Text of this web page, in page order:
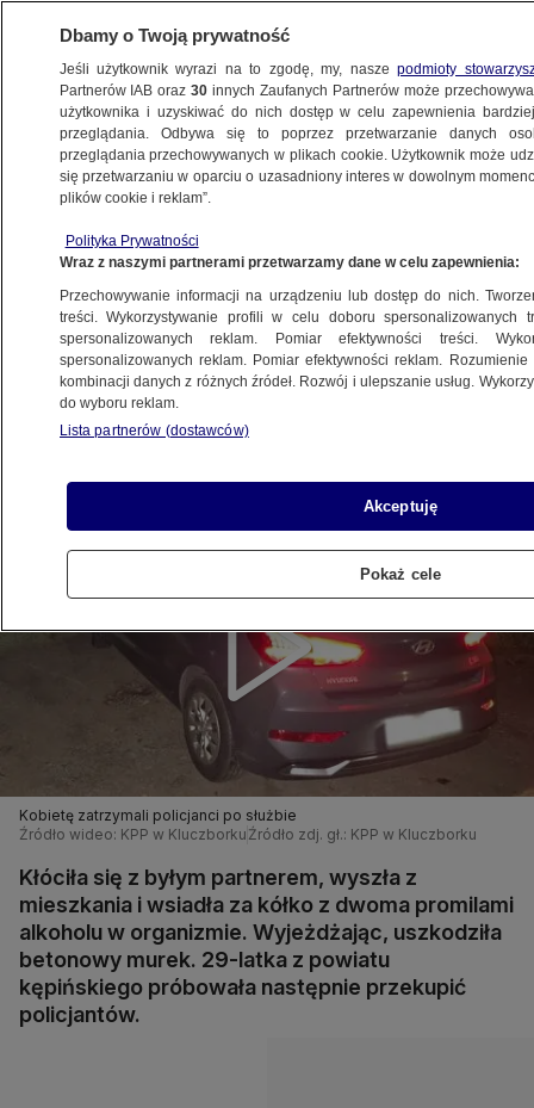
OPOLE
promilami. Uciekała policji i chciała ją
przekupić
Oprac.Mateusz Czajka
26.05.2026, 13:52
Posłuchaj artykułu
Kobietę zatrzymali policjanci po służbie
Źródło wideo: KPP w Kluczborku Źródło zdj. gł.: KPP w Kluczborku
Kłóciła się z byłym partnerem, wyszła z
mieszkania i wsiadła za kółko z dwoma promilami
alkoholu w organizmie. Wyjeżdżając, uszkodziła
betonowy murek. 29-latka z powiatu
kępińskiego próbowała następnie przekupić
policjantów.
Dbamy o Twoją prywatność
Jeśli użytkownik wyrazi na to zgodę, my, naszepodmioty
Partnerów IAB oraz30 innych Zaufanych Partnerów może
użytkownika i uzyskiwać do nich dostęp w celu zapewnienia
przeglądania. Odbywa się to poprzez przetwarzanie danych
przeglądania przechowywanych w plikach cookie. Użytkownik może
się przetwarzaniu w oparciu o uzasadniony interes w dowolnym
plików cookie i reklam”.
Polityka Prywatności
Wraz z naszymi partnerami przetwarzamy dane w celu zapewnienia:
Przechowywanie informacji na urządzeniu lub dostęp do nich.
treści. Wykorzystywanie profili w celu doboru spersonalizowanych
spersonalizowanych reklam. Pomiar efektywności treści.
spersonalizowanych reklam. Pomiar efektywności reklam.
kombinacji danych z różnych źródeł. Rozwój i ulepszanie usług.
do wyboru reklam.
Lista partnerów (dostawców)
Akceptuję
Pokaż cele